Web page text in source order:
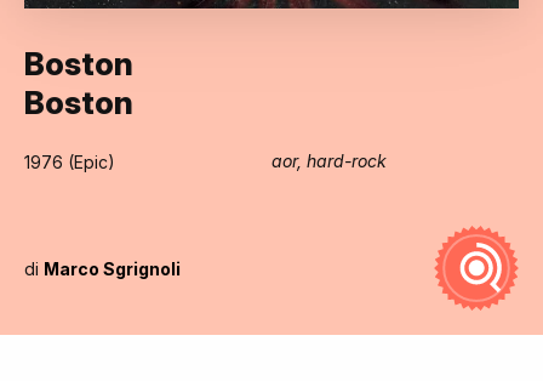
Boston
Boston
1976 (Epic) aor, hard-rock
di Marco Sgrignoli